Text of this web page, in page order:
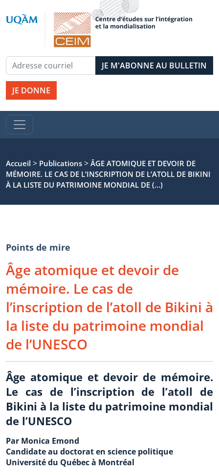
JE DONNE
Accueil > Publications > ÂGE ATOMIQUE ET DEVOIR DE
MÉMOIRE. LE CAS DE L’INSCRIPTION DE L’ATOLL DE BIKINI
À LA LISTE DU PATRIMOINE MONDIAL DE (…)
Points de mire
Âge atomique et devoir de
mémoire. Le cas de
l’inscription de l’atoll de Bikini à
la liste du patrimoine mondial
de l’UNESCO
Âge atomique et devoir de mémoire.
Le cas de l’inscription de l’atoll de
Bikini à la liste du patrimoine mondial
de l’UNESCO
Par Monica Emond
Candidate au doctorat en science politique
Université du Québec à Montréal